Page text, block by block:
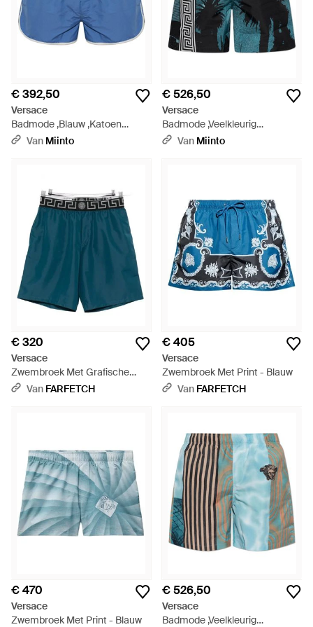
€ 392,50
Versace
Badmode ,Blauw ,Katoen
Zwemshorts Met Dubbele
Van Miinto
€ 526,50
Versace
Badmode ,Veelkleurig
,Polyester Boardshorts Met
Van Miinto
€ 320
Versace
Zwembroek Met Grafische
Tailleband - Blauw
Van FARFETCH
€ 405
Versace
Zwembroek Met Print - Blauw
Van FARFETCH
€ 470
Versace
Zwembroek Met Print - Blauw
€ 526,50
Versace
Badmode ,Veelkleurig